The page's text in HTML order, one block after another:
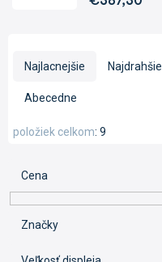
i
p
r
o
d
Najlacnejšie Najdrahšie
Abecedne
9
položiek celkom
Cena
Značky